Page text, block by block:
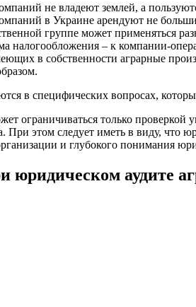
не владеют землей, а
в Украине арендуют не
группе может применяться
налогообложения – к компании-
в собственности аграрные
в специфических вопросах,
ограничиваться только
При этом следует иметь в виду, что
и глубокого понимания
юридическом аудите